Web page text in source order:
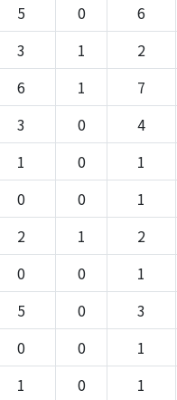
5 0 6
3 1 2
6 1 7
3 0 4
1 0 1
0 0 1
2 1 2
0 0 1
5 0 3
0 0 1
1 0 1